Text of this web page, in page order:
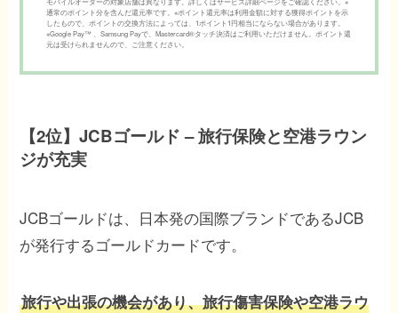
通常のポイント分を含んだ還元率です。※ポイント還元率は利用金額に対する獲得ポイントを示
したもので、ポイントの交換方法によっては、1ポイント1円相当にならない場合があります。
※Google Pay™ 、Samsung Payで、Mastercard®タッチ決済はご利用いただけません。ポイント還
元は受けられませんので、ご注意ください。
【2位】JCBゴールド – 旅行保険と空港ラウン
ジが充実
JCBゴールドは、日本発の国際ブランドであるJCB
が発行するゴールドカードです。
旅行や出張の機会があり、旅行傷害保険や空港ラウ